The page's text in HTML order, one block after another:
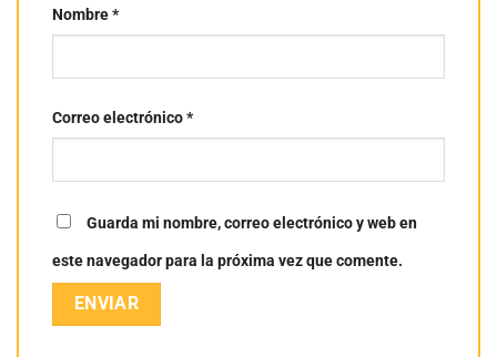
Nombre*
Correo electrónico*
Guarda mi nombre, correo electrónico y web en
este navegador para la próxima vez que comente.